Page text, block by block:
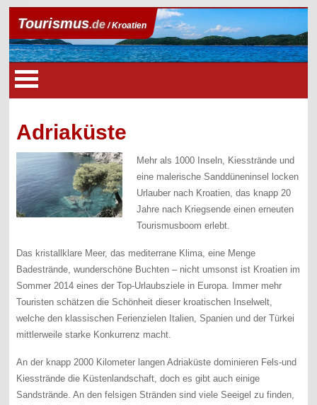
Tourismus.de/ Kroatien
Adriaküste
Mehr als 1000 Inseln, Kiesstrände und
eine malerische Sanddüneninsel locken
Urlauber nach Kroatien, das knapp 20
Jahre nach Kriegsende einen erneuten
Tourismusboom erlebt.
Das kristallklare Meer, das mediterrane Klima, eine Menge
Badestrände, wunderschöne Buchten – nicht umsonst ist Kroatien im
Sommer 2014 eines der Top-Urlaubsziele in Europa. Immer mehr
Touristen schätzen die Schönheit dieser kroatischen Inselwelt,
welche den klassischen Ferienzielen Italien, Spanien und der Türkei
mittlerweile starke Konkurrenz macht.
An der knapp 2000 Kilometer langen Adriaküste dominieren Fels-und
Kiesstrände die Küstenlandschaft, doch es gibt auch einige
Sandstrände. An den felsigen Stränden sind viele Seeigel zu finden,